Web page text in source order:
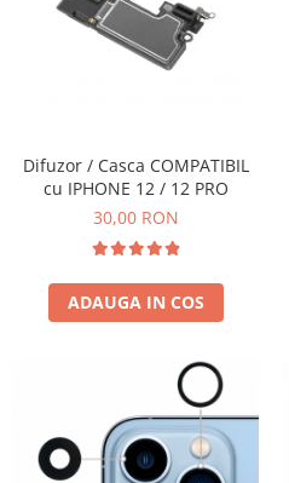
Galaxy N SERVICE PACK
FLIP SERVICE PACK
FOLD SERVICE PACK
GALAXY TAB
GALAXY TAB COMPATIBILE
SERIA 7
Difuzor / Casca COMPATIBIL
cu IPHONE 12 / 12 PRO
30,00 RON
ADAUGA IN COS